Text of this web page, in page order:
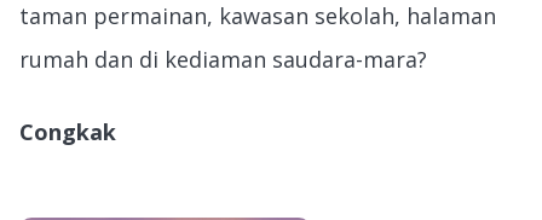
taman permainan, kawasan sekolah, halaman
rumah dan di kediaman saudara-mara?
Congkak